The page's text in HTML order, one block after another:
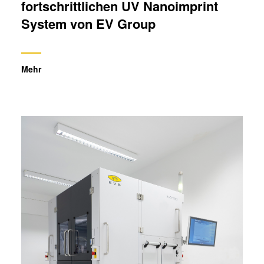
fortschrittlichen UV Nanoimprint
System von EV Group
Mehr